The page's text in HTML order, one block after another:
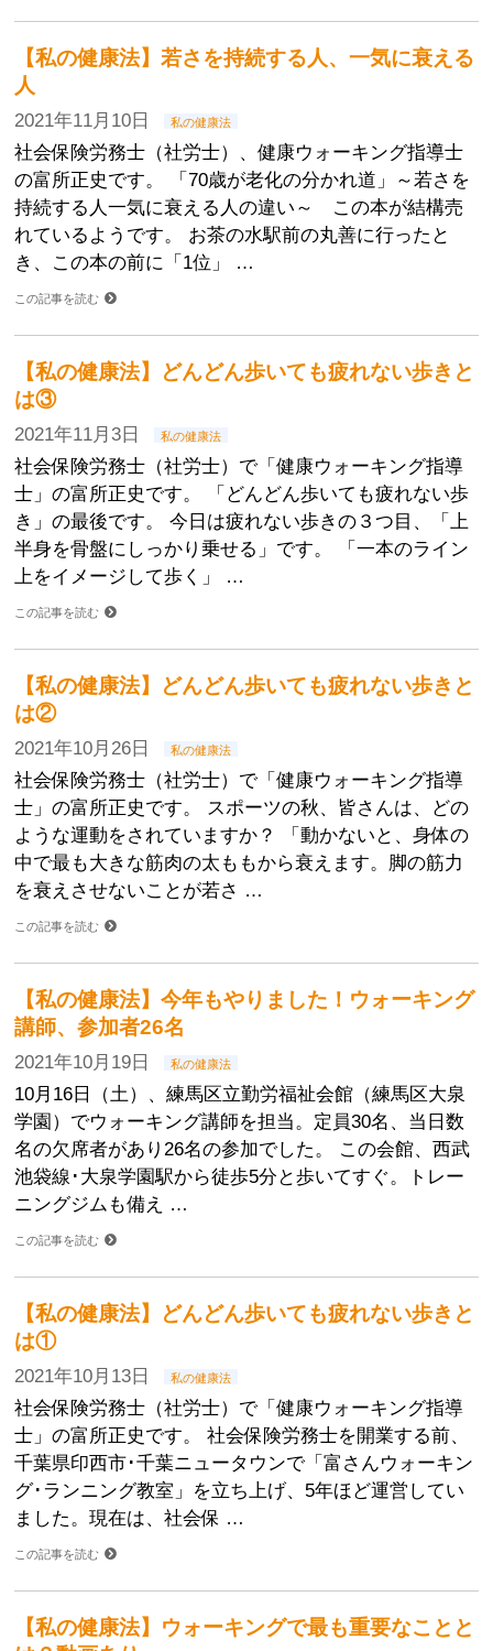
【私の健康法】若さを持続する人、一気に衰える
人
2021年11月10日 私の健康法
社会保険労務士（社労士）、健康ウォーキング指導士
の富所正史です。 「70歳が老化の分かれ道」～若さを
持続する人一気に衰える人の違い～ この本が結構売
れているようです。 お茶の水駅前の丸善に行ったと
き、この本の前に「1位」 …
この記事を読む
【私の健康法】どんどん歩いても疲れない歩きと
は③
2021年11月3日 私の健康法
社会保険労務士（社労士）で「健康ウォーキング指導
士」の富所正史です。 「どんどん歩いても疲れない歩
き」の最後です。 今日は疲れない歩きの３つ目、「上
半身を骨盤にしっかり乗せる」です。 「一本のライン
上をイメージして歩く」 …
この記事を読む
【私の健康法】どんどん歩いても疲れない歩きと
は②
2021年10月26日 私の健康法
社会保険労務士（社労士）で「健康ウォーキング指導
士」の富所正史です。 スポーツの秋、皆さんは、どの
ような運動をされていますか？ 「動かないと、身体の
中で最も大きな筋肉の太ももから衰えます。脚の筋力
を衰えさせないことが若さ …
この記事を読む
【私の健康法】今年もやりました！ウォーキング
講師、参加者26名
2021年10月19日 私の健康法
10月16日（土）、練馬区立勤労福祉会館（練馬区大泉
学園）でウォーキング講師を担当。定員30名、当日数
名の欠席者があり26名の参加でした。 この会館、西武
池袋線･大泉学園駅から徒歩5分と歩いてすぐ。トレー
ニングジムも備え …
この記事を読む
【私の健康法】どんどん歩いても疲れない歩きと
は①
2021年10月13日 私の健康法
社会保険労務士（社労士）で「健康ウォーキング指導
士」の富所正史です。 社会保険労務士を開業する前、
千葉県印西市･千葉ニュータウンで「富さんウォーキン
グ･ランニング教室」を立ち上げ、5年ほど運営してい
ました。現在は、社会保 …
この記事を読む
【私の健康法】ウォーキングで最も重要なことと